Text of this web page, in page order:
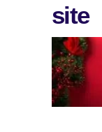
site